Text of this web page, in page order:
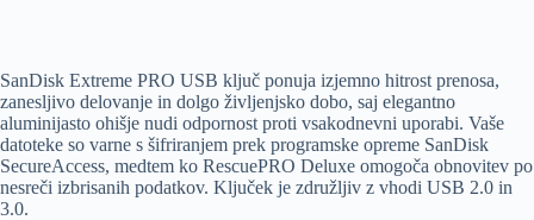
SanDisk Extreme PRO USB ključ ponuja izjemno hitrost prenosa,
zanesljivo delovanje in dolgo življenjsko dobo, saj elegantno
aluminijasto ohišje nudi odpornost proti vsakodnevni uporabi. Vaše
datoteke so varne s šifriranjem prek programske opreme SanDisk
SecureAccess, medtem ko RescuePRO Deluxe omogoča obnovitev po
nesreči izbrisanih podatkov. Ključek je združljiv z vhodi USB 2.0 in
3.0.